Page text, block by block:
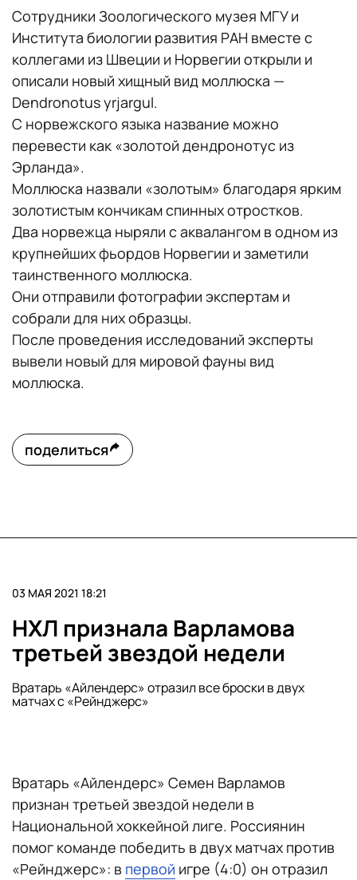
Сотрудники Зоологического музея МГУ и
Института биологии развития РАН вместе с
коллегами из Швеции и Норвегии открыли и
описали новый хищный вид моллюска —
Dendronotus yrjargul.
С норвежского языка название можно
перевести как «золотой дендронотус из
Эрланда».
Моллюска назвали «золотым» благодаря ярким
золотистым кончикам спинных отростков.
Два норвежца ныряли с аквалангом в одном из
крупнейших фьордов Норвегии и заметили
таинственного моллюска.
Они отправили фотографии экспертам и
собрали для них образцы.
После проведения исследований эксперты
вывели новый для мировой фауны вид
моллюска.
поделиться
03 МАЯ 2021 18:21
НХЛ признала Варламова
третьей звездой недели
Вратарь «Айлендерс» отразил все броски в двух
матчах с «Рейнджерс»
Вратарь «Айлендерс» Семен Варламов
признан третьей звездой недели в
Национальной хоккейной лиге. Россиянин
помог команде победить в двух матчах против
«Рейнджерс»: в первой игре (4:0) он отразил